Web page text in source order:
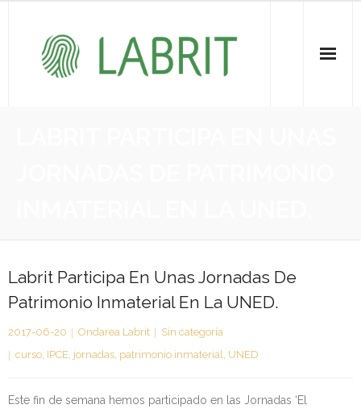
- LABRIT
- Jabetza intelektuala | Propiedad intelectual
Labrit Participa En Unas Jornadas De
Patrimonio Inmaterial En La UNED.
2017-06-20 Ondarea Labrit
Sin categoría
curso, IPCE, jornadas, patrimonio inmaterial, UNED
Este fin de semana hemos participado en las Jornadas ‘El